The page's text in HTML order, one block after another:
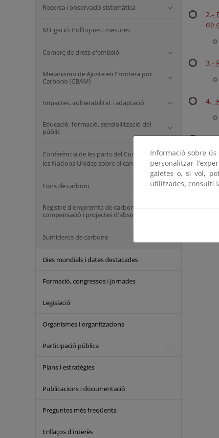
Recerca i observació sistemàtica
Mitigació: Polítiques i mesures
Comerç de drets d'emissió
Mecanismo de Ajuste en Frontera por
Carbono (CBAM)
Impactes, vulnerabilitat i adaptació
Educació, formació, sensibilització del
públic
Conferència de les parts del Conveni marc de
les Nacions Unides sobre el canvi climàtic
Fons de carboni
Registre d'empremta de carboni,
compensació i projectes d'absorció
Sumideros de carbono
Dies mundials i dates destacades
Formació, congressos i jornades
Legislació
Organismes i organitzacions
Participació pública
Plans i estratègies
Publicacions i documentació
Preguntes més freqüents
Enllaços d'interès
2.-
de
3.-
4.-
5.-
Informació sobre
personalitzar
galetes o, si vol,
utilitzades, consulti